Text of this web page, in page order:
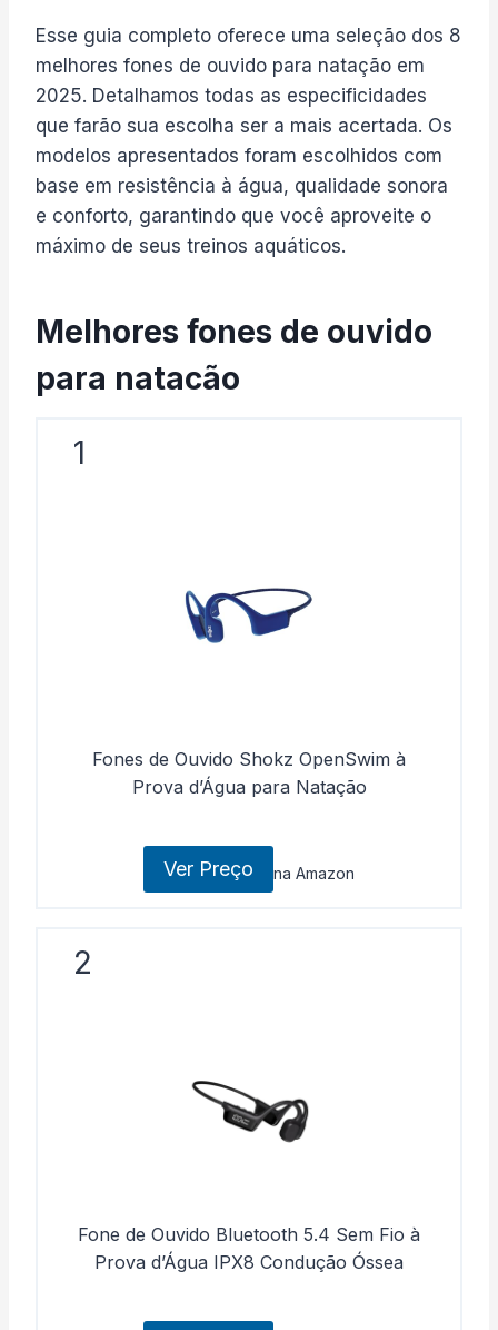
Esse guia completo oferece uma seleção dos 8
melhores fones de ouvido para natação em
2025. Detalhamos todas as especificidades
que farão sua escolha ser a mais acertada. Os
modelos apresentados foram escolhidos com
base em resistência à água, qualidade sonora
e conforto, garantindo que você aproveite o
máximo de seus treinos aquáticos.
Melhores fones de ouvido
para natacão
1
Fones de Ouvido Shokz OpenSwim à
Prova d’Água para Natação
Ver Preço na Amazon
2
Fone de Ouvido Bluetooth 5.4 Sem Fio à
Prova d’Água IPX8 Condução Óssea